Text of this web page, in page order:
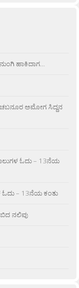
ಹಾಕಿದಾಗ…
ಅಮೋಗ ಸಿದ್ದನ
ಓದು – 13ನೆಯ
– 13ನೆಯ ಕಂತು
ನಲಿವು